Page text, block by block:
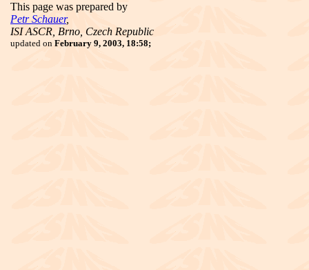
This page was prepared by
Petr Schauer,
ISI ASCR, Brno, Czech Republic
updated on February 9, 2003, 18:58;